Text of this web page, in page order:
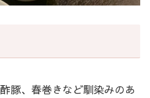
豚、春巻きなど馴染みのあ